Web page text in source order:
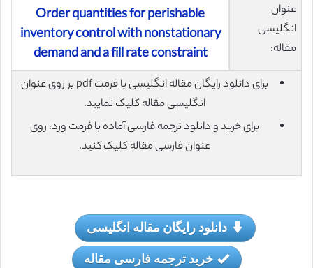
عنوان
انگلیسی
مقاله:
Order quantities for perishable
inventory control with nonstationary
demand and a fill rate constraint
برای دانلود رایگان مقاله انگلیسی با فرمت pdf بر روی عنوان
انگلیسی مقاله کلیک نمایید.
برای خرید و دانلود ترجمه فارسی آماده با فرمت ورد، روی
عنوان فارسی مقاله کلیک کنید.
دانلود رایگان مقاله انگلیسی
خرید ترجمه فارسی مقاله